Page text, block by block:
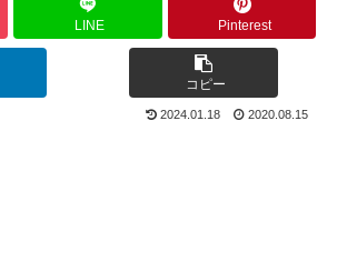
LINE Pinterest
コピー
2024.01.18 2020.08.15